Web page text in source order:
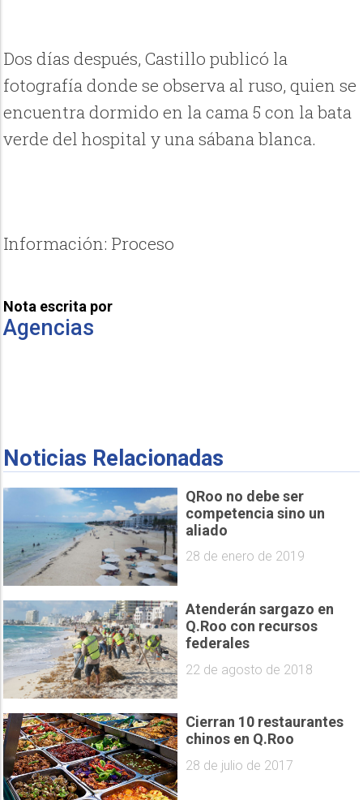
Dos días después, Castillo publicó la
fotografía donde se observa al ruso, quien se
encuentra dormido en la cama 5 con la bata
verde del hospital y una sábana blanca.
Información: Proceso
Nota escrita por
Agencias
Noticias Relacionadas
QRoo no debe ser
competencia sino un
aliado
28 de enero de 2019
Atenderán sargazo en
Q.Roo con recursos
federales
22 de agosto de 2018
Cierran 10 restaurantes
chinos en Q.Roo
28 de julio de 2017